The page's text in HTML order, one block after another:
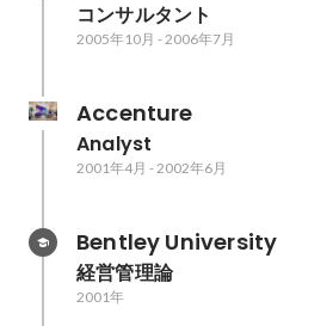
コンサルタント
2005年10月 -2006年7月
Accenture
Analyst
2001年4月 -2002年6月
Bentley University
経営管理論
2001年